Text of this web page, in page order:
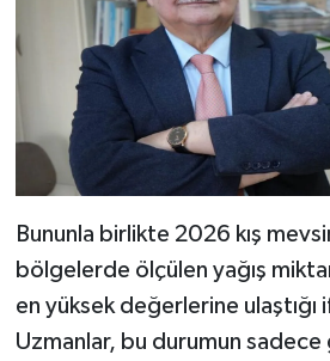
Bununla birlikte 2026 kış
bölgelerde ölçülen yağış
en yüksek değerlerine ulaştığı
Uzmanlar, bu durumun